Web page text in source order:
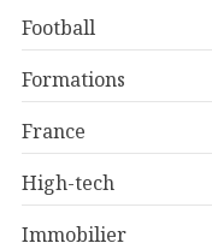
Football
Formations
France
High-tech
Immobilier